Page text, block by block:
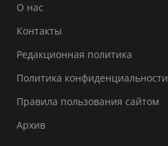
О нас
Контакты
Редакционная политика
Политика конфиденциальности
Правила пользования сайтом
Архив